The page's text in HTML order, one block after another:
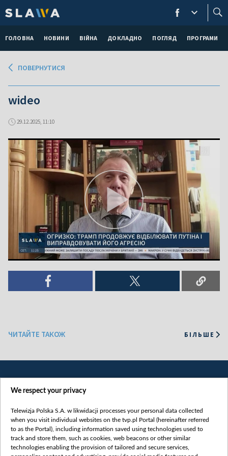
ГОЛОВНА НОВИНИ ВІЙНА ДОКЛАДНО ПОГЛЯД ПРОГРАМИ
ПОВЕРНУТИСЯ
wideo
29.12.2025, 11:10
ЧИТАЙТЕ ТАКОЖ БІЛЬШЕ
Категорії
We respect your privacy
Telewizja Polska S.A. w likwidacji processes your personal data collected
when you visit individual websites on the tvp.pl Portal (hereinafter referred
to as the Portal), including information saved using technologies used to
track and store them, such as cookies, web beacons or other similar
technologies enabling the provision of tailored and secure services,